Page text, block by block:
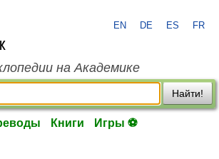
EN DE ES FR
на Академике
Найти!
Книги Игры ⚽